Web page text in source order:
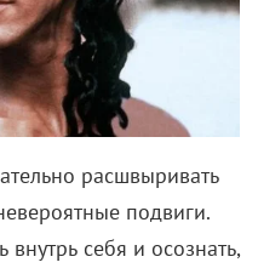
расшвыривать
подвиги.
внутрь себя и осознать,